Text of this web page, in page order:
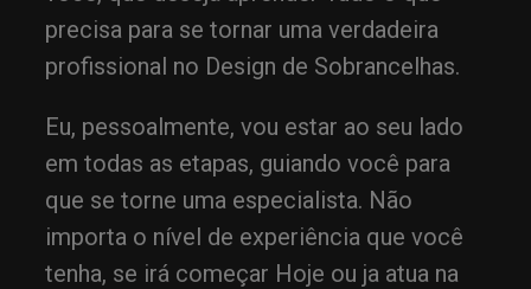
precisa para se tornar uma verdadeira
profissional no Design de Sobrancelhas.
Eu, pessoalmente, vou estar ao seu lado
em todas as etapas, guiando você para
que se torne uma especialista. Não
importa o nível de experiência que você
tenha, se irá começar Hoje ou ja atua na